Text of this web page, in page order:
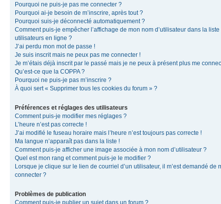
Pourquoi ne puis-je pas me connecter ?
Pourquoi ai-je besoin de m’inscrire, après tout ?
Pourquoi suis-je déconnecté automatiquement ?
Comment puis-je empêcher l’affichage de mon nom d’utilisateur dans la liste
utilisateurs en ligne ?
J’ai perdu mon mot de passe !
Je suis inscrit mais ne peux pas me connecter !
Je m’étais déjà inscrit par le passé mais je ne peux à présent plus me
Qu’est-ce que la COPPA ?
Pourquoi ne puis-je pas m’inscrire ?
À quoi sert « Supprimer tous les cookies du forum » ?
Préférences et réglages des utilisateurs
Comment puis-je modifier mes réglages ?
L’heure n’est pas correcte !
J’ai modifié le fuseau horaire mais l’heure n’est toujours pas correcte !
Ma langue n’apparaît pas dans la liste !
Comment puis-je afficher une image associée à mon nom d’utilisateur ?
Quel est mon rang et comment puis-je le modifier ?
Lorsque je clique sur le lien de courriel d’un utilisateur, il m’est demandé de
connecter ?
Problèmes de publication
Comment puis-je publier un sujet dans un forum ?